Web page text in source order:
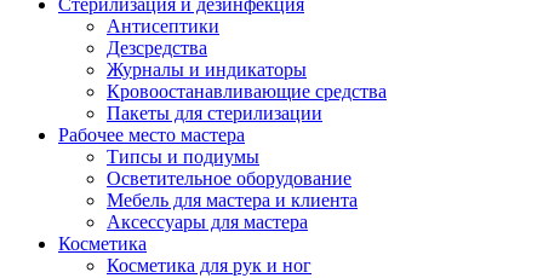
Стерилизация и дезинфекция
Антисептики
Дезсредства
Журналы и индикаторы
Кровоостанавливающие средства
Пакеты для стерилизации
Рабочее место мастера
Типсы и подиумы
Осветительное оборудование
Мебель для мастера и клиента
Аксессуары для мастера
Косметика
Косметика для рук и ног